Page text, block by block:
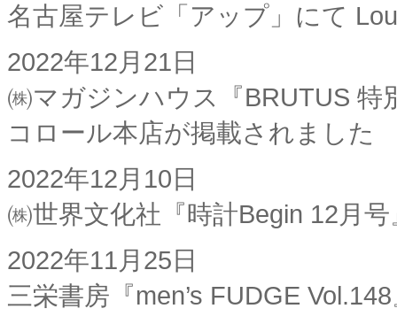
名古屋テレビ「アップ」にて
2022年12月21日
㈱マガジンハウス『BRUTUS
コロール本店が掲載されました
2022年12月10日
㈱世界文化社『時計Begin 12月
2022年11月25日
三栄書房『men’s FUDGE